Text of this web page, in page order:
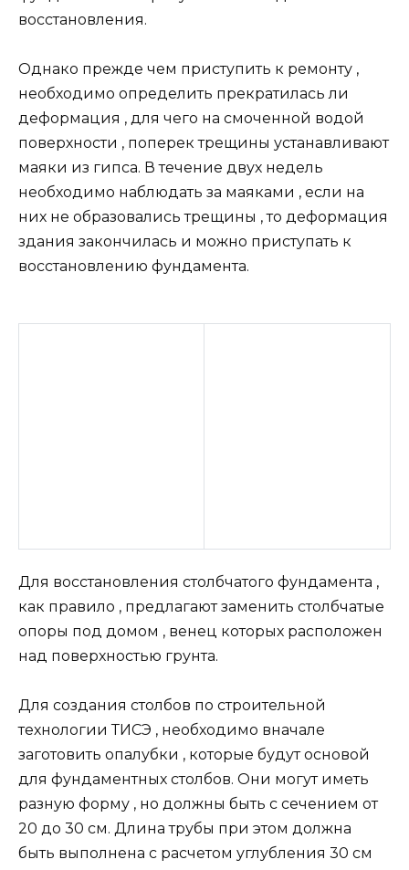
восстановления.
Однако прежде чем приступить к ремонту ,
необходимо определить прекратилась ли
деформация , для чего на смоченной водой
поверхности , поперек трещины устанавливают
маяки из гипса. В течение двух недель
необходимо наблюдать за маяками , если на
них не образовались трещины , то деформация
здания закончилась и можно приступать к
восстановлению фундамента.
Для восстановления столбчатого фундамента ,
как правило , предлагают заменить столбчатые
опоры под домом , венец которых расположен
над поверхностью грунта.
Для создания столбов по строительной
технологии ТИСЭ , необходимо вначале
заготовить опалубки , которые будут основой
для фундаментных столбов. Они могут иметь
разную форму , но должны быть с сечением от
20 до 30 см. Длина трубы при этом должна
быть выполнена с расчетом углубления 30 см